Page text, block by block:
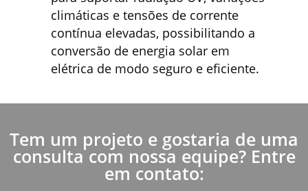
climáticas e tensões de corrente
contínua elevadas, possibilitando a
conversão de energia solar em
elétrica de modo seguro e eficiente.
Tem um projeto e gostaria de uma
consulta com nossa equipe? Entre
em contato: